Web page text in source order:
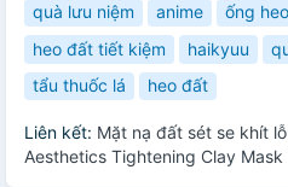
quà lưu niệm
anime
ống
heo đất tiết kiệm
haikyuu
tẩu thuốc lá
heo đất
Liên kết: Mặt nạ đất sét se khít
Aesthetics Tightening Clay Mask